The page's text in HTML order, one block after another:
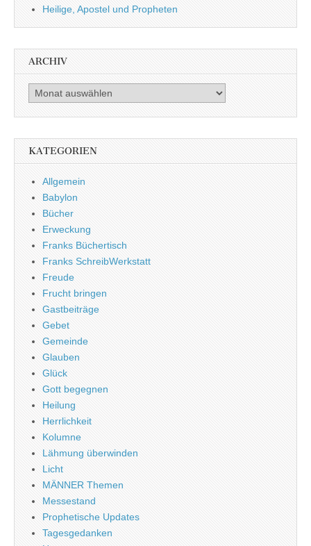
Heilige, Apostel und Propheten
ARCHIV
Archiv
KATEGORIEN
Allgemein
Babylon
Bücher
Erweckung
Franks Büchertisch
Franks SchreibWerkstatt
Freude
Frucht bringen
Gastbeiträge
Gebet
Gemeinde
Glauben
Glück
Gott begegnen
Heilung
Herrlichkeit
Kolumne
Lähmung überwinden
Licht
MÄNNER Themen
Messestand
Prophetische Updates
Tagesgedanken